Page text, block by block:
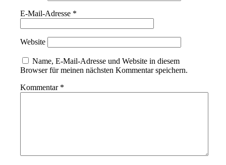
E-Mail-Adresse *
Website
Name, E-Mail-Adresse und Website in diesem
Browser für meinen nächsten Kommentar speichern.
Kommentar *